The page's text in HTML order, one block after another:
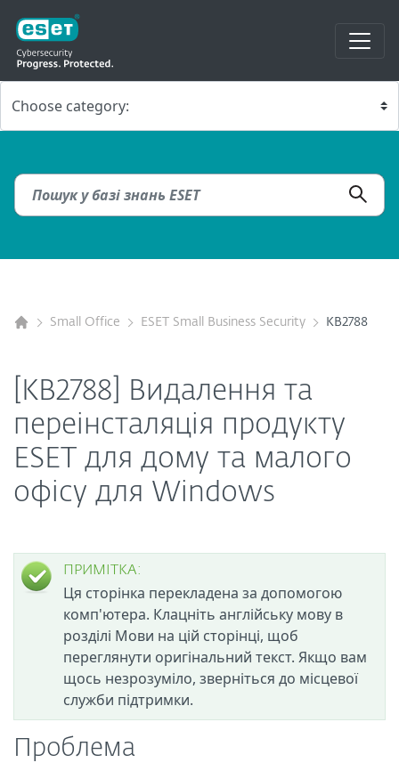
Small Office ESET Small Business Security KB2788
[KB2788] Видалення та
переінсталяція продукту
ESET для дому та малого
офісу для Windows
ПРИМІТКА:
Ця сторінка перекладена за допомогою
комп'ютера. Клацніть англійську мову в
розділі Мови на цій сторінці, щоб
переглянути оригінальний текст. Якщо вам
щось незрозуміло, зверніться до місцевої
служби підтримки.
Проблема